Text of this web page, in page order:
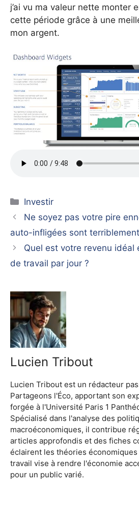
j’ai vu ma valeur nette monter
cette période grâce à une
mon argent.
Catégories
Investir
Ne soyez pas votre pire
auto-infligées sont
Quel est votre revenu idéal
de travail par jour ?
Lucien Tribout
Lucien Tribout est un rédacteur
Partageons l'Éco, apportant son
forgée à l'Université Paris 1
Spécialisé dans l'analyse des
macroéconomiques, il contribue
articles approfondis et des fiches
éclairent les théories
travail vise à rendre l'économie
pour un public varié.